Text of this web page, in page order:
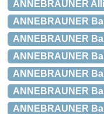
ANNEBRAUNER
ANNEBRAUNER Ball
ANNEBRAUNER
ANNEBRAUNER
ANNEBRAUNER
ANNEBRAUNER
ANNEBRAUNER